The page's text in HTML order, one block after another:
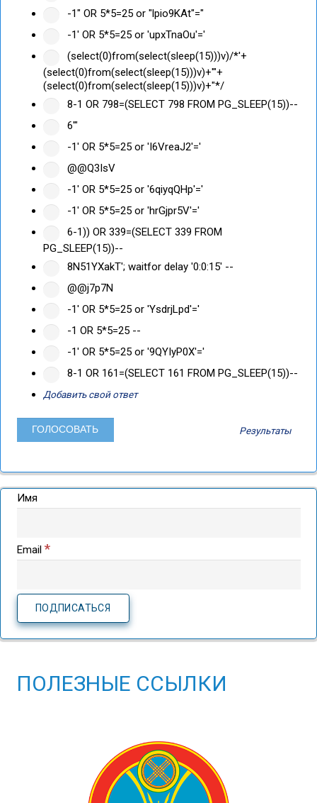
-1" OR 5*5=25 or "lpio9KAt"="
-1' OR 5*5=25 or 'upxTnaOu'='
(select(0)from(select(sleep(15)))v)/*'+
(select(0)from(select(sleep(15)))v)+'"+
(select(0)from(select(sleep(15)))v)+"*/
8-1 OR 798=(SELECT 798 FROM PG_SLEEP(15))--
6'"
-1' OR 5*5=25 or 'I6VreaJ2'='
@@Q3IsV
-1' OR 5*5=25 or '6qiyqQHp'='
-1' OR 5*5=25 or 'hrGjpr5V'='
6-1)) OR 339=(SELECT 339 FROM
PG_SLEEP(15))--
8N51YXakT'; waitfor delay '0:0:15' --
@@j7p7N
-1' OR 5*5=25 or 'YsdrjLpd'='
-1 OR 5*5=25 --
-1' OR 5*5=25 or '9QYIyP0X'='
8-1 OR 161=(SELECT 161 FROM PG_SLEEP(15))--
Добавить свой ответ
Результаты
Имя
Email *
ПОЛЕЗНЫЕ ССЫЛКИ